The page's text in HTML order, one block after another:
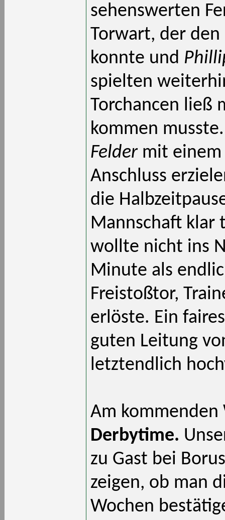
sehenswerten
Torwart, der den
konnte und
spielten
Torchancen ließ
kommen
Feldermit einem
Anschluss
die
Mannschaft klar
wollte nicht ins
Minute als
Freistoßtor,
erlöste. Ein
guten Leitung
letztendlich
Am kommenden
Derbytime.
zu Gast bei
zeigen, ob man
Wochen